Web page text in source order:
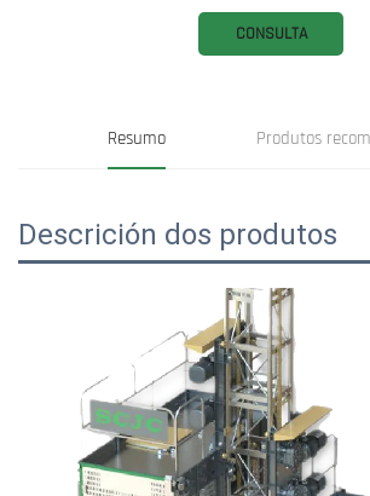
CONSULTA
Resumo Produtos
Descrición dos produtos